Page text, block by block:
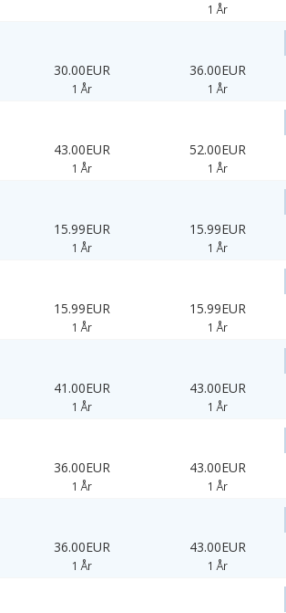
1 År
30.00EUR
1 År
36.00EUR
1 År
43.00EUR
1 År
52.00EUR
1 År
15.99EUR
1 År
15.99EUR
1 År
15.99EUR
1 År
15.99EUR
1 År
41.00EUR
1 År
43.00EUR
1 År
36.00EUR
1 År
43.00EUR
1 År
36.00EUR
1 År
43.00EUR
1 År